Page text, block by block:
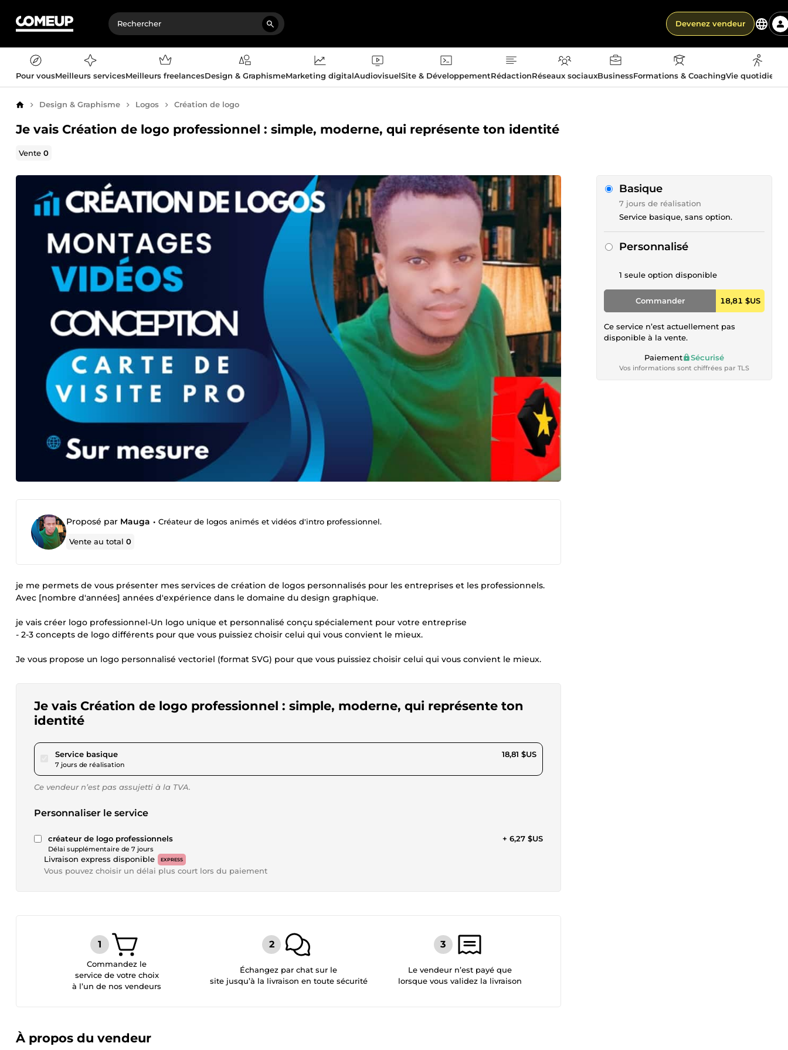
Devenez vendeur
Pour vousMeilleurs servicesMeilleurs freelancesDesign & GraphismeMarketing digitalAudiovisuelSite & DéveloppementRédactionRéseaux sociauxBusinessFormations & CoachingVie
AccueilDesign & Graphisme Logos Création de logo
Je vais Création de logo professionnel : simple, moderne, qui représente ton identité
Vente0
Proposé par Mauga • Créateur de logos animés et vidéos d'intro professionnel.
Vente au total0
je me permets de vous présenter mes services de création de logos personnalisés pour les entreprises et les professionnels.
Avec [nombre d'années] années d'expérience dans le domaine du design graphique.
je vais créer logo professionnel-Un logo unique et personnalisé conçu spécialement pour votre entreprise
- 2-3 concepts de logo différents pour que vous puissiez choisir celui qui vous convient le mieux.
Je vous propose un logo personnalisé vectoriel (format SVG) pour que vous puissiez choisir celui qui vous convient le mieux.
Je vais Création de logo professionnel : simple, moderne, qui représente ton
identité
Service basiquepour 17,34 $US
7 jours de réalisation
18,81 $US
Ce vendeur n’est pas assujetti à la TVA.
Personnaliser le service
créateur de logo professionnels
Délai supplémentaire de 7 jours
+ 6,27 $US
Livraison express disponible EXPRESS
Vous pouvez choisir un délai plus court lors du paiement
Basique
7 jours de réalisation
Service basique, sans option.
Personnalisé
1 seule option disponible
Commander 18,81 $US
Ce service n’est actuellement pas
disponible à la vente.
Paiement Sécurisé
Vos informations sont chiffrées par TLS
Commandez le
service de votre choix
à l’un de nos vendeurs
Échangez par chat sur le
site jusqu’à la livraison en toute sécurité
Le vendeur n’est payé que
lorsque vous validez la livraison
À propos du vendeur